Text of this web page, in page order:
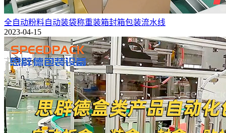
全自动粉料自动装袋称重装箱封箱包装流水线
2023-04-15